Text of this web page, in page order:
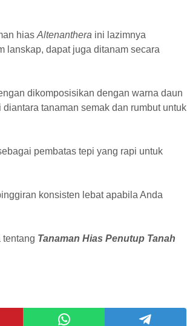
hias Altenanthera ini lazimnya
lanskap, dapat juga ditanam secara
dikomposisikan dengan warna daun
tanaman semak dan rumbut untuk
pembatas tepi yang rapi untuk
konsisten lebat apabila Anda
tentang Tanaman Hias Penutup Tanah